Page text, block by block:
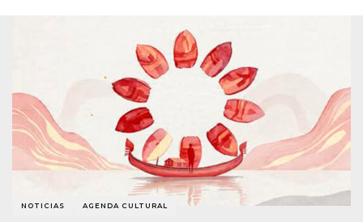
NOTICIAS AGENDA CULTURAL